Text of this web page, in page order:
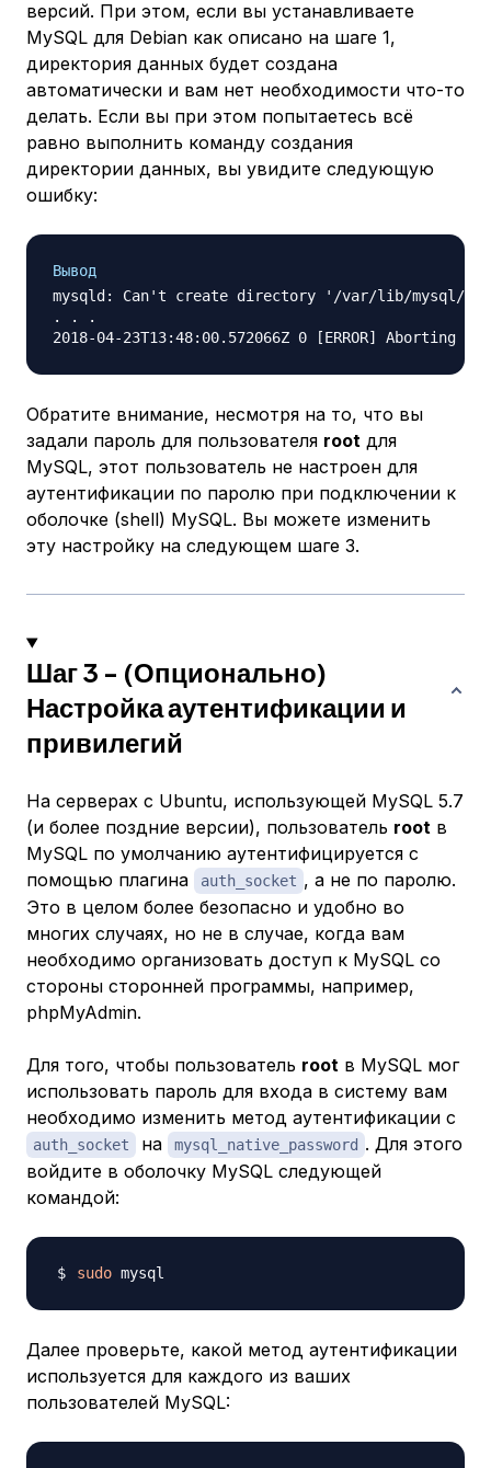
версий. При этом, если вы устанавливаете
MySQL для Debian как описано на шаге 1,
директория данных будет создана
автоматически и вам нет необходимости что-то
делать. Если вы при этом попытаетесь всё
равно выполнить команду создания
директории данных, вы увидите следующую
ошибку:
Вывод
mysqld: Can't create directory '/var/lib/mysql/'
. . .
Обратите внимание, несмотря на то, что вы
задали пароль для пользователя root для
MySQL, этот пользователь не настроен для
аутентификации по паролю при подключении к
оболочке (shell) MySQL. Вы можете изменить
эту настройку на следующем шаге 3.
Шаг 3 - (Опционально)
Настройка аутентификации и
привилегий
На серверах с Ubuntu, использующей MySQL 5.7
(и более поздние версии), пользователь root в
MySQL по умолчанию аутентифицируется с
помощью плагина
auth_socket , а не по паролю.
Это в целом более безопасно и удобно во
многих случаях, но не в случае, когда вам
необходимо организовать доступ к MySQL со
стороны сторонней программы, например,
phpMyAdmin.
Для того, чтобы пользователь root в MySQL мог
использовать пароль для входа в систему вам
необходимо изменить метод аутентификации с
auth_socket на mysql_native_password . Для этого
войдите в оболочку MySQL следующей
командой:
sudo
Далее проверьте, какой метод аутентификации
используется для каждого из ваших
пользователей MySQL: